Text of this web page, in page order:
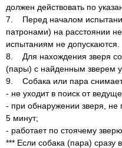
должен действовать по
7. Перед началом
патронами) на расстоянии
испытаниям не допускаются.
8. Для нахождения зверя
(пары) с найденным зверем
9. Собака или пара
- не уходит в поиск от
- при обнаружении зверя, не
5 минут;
- работает по стоячему
*** Если собака (пара) сразу